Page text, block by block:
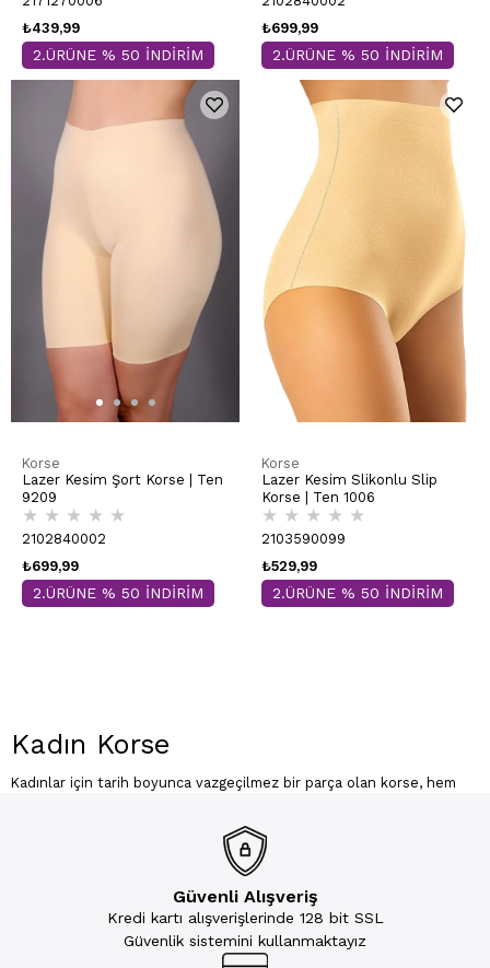
₺439,99
2.ÜRÜNE % 50 İNDİRİM
₺699,99
2.ÜRÜNE % 50 İNDİRİM
Korse
Lazer Kesim Şort Korse | Ten
9209
★ ★ ★ ★ ★
2102840002
₺699,99
2.ÜRÜNE % 50 İNDİRİM
Korse
Lazer Kesim Slikonlu Slip
Korse | Ten 1006
★ ★ ★ ★ ★
2103590099
₺529,99
2.ÜRÜNE % 50 İNDİRİM
Kadın Korse
Kadınlar için tarih boyunca vazgeçilmez bir parça olan korse, hem
kadın korse modelleri sadece beden hatlarını vurgulamakla kalmaz,
aynı zamanda kadınlara kendilerini güçlü ve özgüvenli hissettiren bir
Vücudu kusursuzca saran kadın korse tasarımları, belin ince
görünmesini sağlayarak tarihsel güzellik standartlarını yansıtır.
Ancak günümüzde, modern kadınlar için üretilen tasarımlar, sadece
estetik değil, aynı zamanda konfor ve destek sunan şık iç giyim
Güvenli Alışveriş
Kredi kartı alışverişlerinde 128 bit SSL
Güvenlik sistemini kullanmaktayız